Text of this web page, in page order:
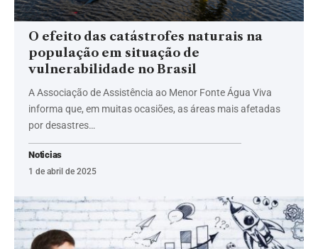
O efeito das catástrofes naturais na
população em situação de
vulnerabilidade no Brasil
A Associação de Assistência ao Menor Fonte Água Viva
informa que, em muitas ocasiões, as áreas mais afetadas
por desastres…
Noticias
1 de abril de 2025